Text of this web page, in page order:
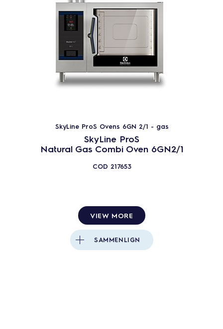
SkyLine ProS Ovens 6GN 2/1 - gas
SkyLine ProS
Natural Gas Combi Oven 6GN2/1
COD 217653
VIEW MORE
SAMMENLIGN